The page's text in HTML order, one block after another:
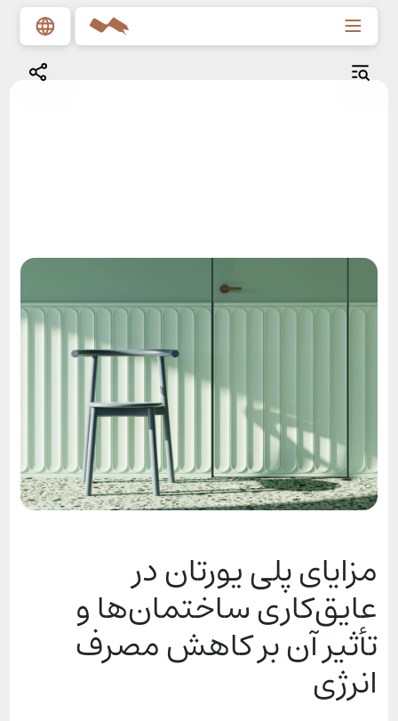
مزایای پلی یورتان در
عایق‌کاری ساختمان‌ها و
تأثیر آن بر کاهش مصرف
انرژی